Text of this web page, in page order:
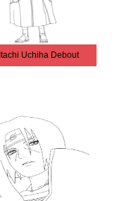
Itachi Uchiha Debout